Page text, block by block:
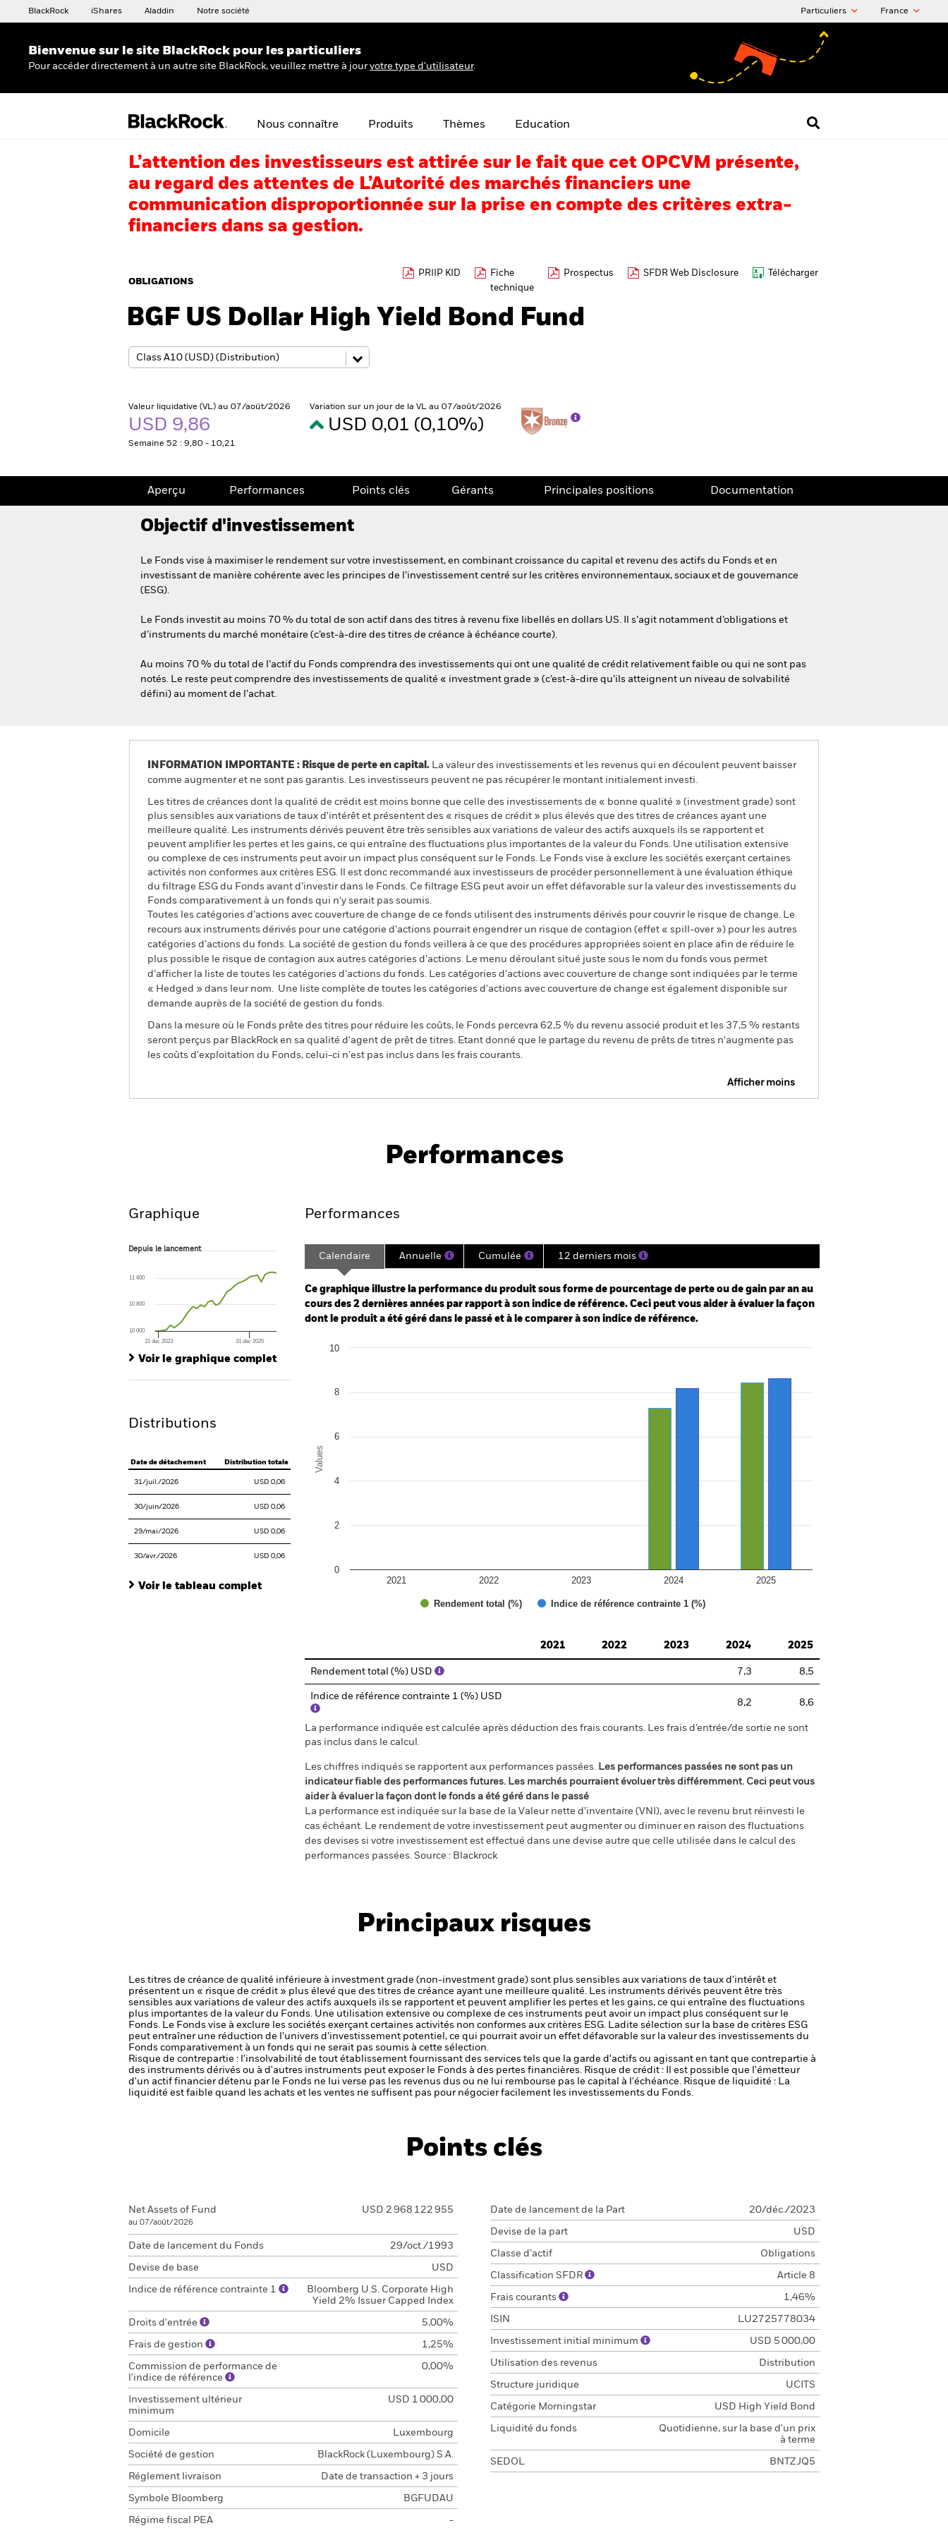
BlackRock iShares Aladdin Notre société Particuliers France
Bienvenue sur le site BlackRock pour les particuliers
Pour accéder directement à un autre site BlackRock, veuillez mettre à jour votre type d'utilisateur.
Nous connaître Produits Thèmes Education
L’attention des investisseurs est attirée sur le fait que cet OPCVM présente,
au regard des attentes de L’Autorité des marchés financiers une
communication disproportionnée sur la prise en compte des critères extra-
financiers dans sa gestion.
OBLIGATIONS
PRIIP KID
Fiche
technique
Prospectus SFDR Web Disclosure Télécharger
BGF US Dollar High Yield Bond Fund
Valeur liquidative (VL) au 07/août/2026
USD 9,86
Semaine 52 : 9,80 - 10,21
Variation sur un jour de la VL au 07/août/2026
USD 0,01 (0,10%)
Aperçu Performances Points clés Gérants Principales positions Documentation
Objectif d'investissement
Le Fonds vise à maximiser le rendement sur votre investissement, en combinant croissance du capital et revenu des actifs du Fonds et en
investissant de manière cohérente avec les principes de l’investissement centré sur les critères environnementaux, sociaux et de gouvernance
(ESG).
Le Fonds investit au moins 70 % du total de son actif dans des titres à revenu fixe libellés en dollars US. Il s’agit notamment d’obligations et
d’instruments du marché monétaire (c’est-à-dire des titres de créance à échéance courte).
Au moins 70 % du total de l’actif du Fonds comprendra des investissements qui ont une qualité de crédit relativement faible ou qui ne sont pas
notés. Le reste peut comprendre des investissements de qualité « investment grade » (c’est-à-dire qu’ils atteignent un niveau de solvabilité
défini) au moment de l’achat.
INFORMATION IMPORTANTE : Risque de perte en capital. La valeur des investissements et les revenus qui en découlent peuvent baisser
comme augmenter et ne sont pas garantis. Les investisseurs peuvent ne pas récupérer le montant initialement investi.
Les titres de créances dont la qualité de crédit est moins bonne que celle des investissements de « bonne qualité » (investment grade) sont
plus sensibles aux variations de taux d'intérêt et présentent des « risques de crédit » plus élevés que des titres de créances ayant une
meilleure qualité. Les instruments dérivés peuvent être très sensibles aux variations de valeur des actifs auxquels ils se rapportent et
peuvent amplifier les pertes et les gains, ce qui entraîne des fluctuations plus importantes de la valeur du Fonds. Une utilisation extensive
ou complexe de ces instruments peut avoir un impact plus conséquent sur le Fonds. Le Fonds vise à exclure les sociétés exerçant certaines
activités non conformes aux critères ESG. Il est donc recommandé aux investisseurs de procéder personnellement à une évaluation éthique
du filtrage ESG du Fonds avant d’investir dans le Fonds. Ce filtrage ESG peut avoir un effet défavorable sur la valeur des investissements du
Fonds comparativement à un fonds qui n'y serait pas soumis.
Toutes les catégories d’actions avec couverture de change de ce fonds utilisent des instruments dérivés pour couvrir le risque de change. Le
recours aux instruments dérivés pour une catégorie d’actions pourrait engendrer un risque de contagion (effet « spill-over ») pour les autres
catégories d’actions du fonds. La société de gestion du fonds veillera à ce que des procédures appropriées soient en place afin de réduire le
plus possible le risque de contagion aux autres catégories d’actions. Le menu déroulant situé juste sous le nom du fonds vous permet
d’afficher la liste de toutes les catégories d’actions du fonds. Les catégories d’actions avec couverture de change sont indiquées par le terme
« Hedged » dans leur nom. Une liste complète de toutes les catégories d'actions avec couverture de change est également disponible sur
demande auprès de la société de gestion du fonds.
Dans la mesure où le Fonds prête des titres pour réduire les coûts, le Fonds percevra 62,5 % du revenu associé produit et les 37,5 % restants
seront perçus par BlackRock en sa qualité d'agent de prêt de titres. Etant donné que le partage du revenu de prêts de titres n'augmente pas
les coûts d'exploitation du Fonds, celui-ci n'est pas inclus dans les frais courants.
Afficher moins
Performances
Graphique
Depuis le lancement
The chart has 1 X axis displaying Time. Range: 2023-11-30 00:00:00 to 2026-07-31 00:00:00.
The chart has 1 Y axis displaying values. Range: 0 to 24.
Depuis le lancement
31 déc 2023 31 déc 2025
10 000
10 800
11 600
Voir le graphique complet
Distributions
Date de détachement Distribution totale
31/juil./2026 USD 0,06
30/juin/2026 USD 0,06
29/mai/2026 USD 0,06
30/avr./2026 USD 0,06
Voir le tableau complet
Performances
Calendaire Annuelle Cumulée 12 derniers mois
Ce graphique illustre la performance du produit sous forme de pourcentage de perte ou de gain par an au
cours des 2 dernières années par rapport à son indice de référence. Ceci peut vous aider à évaluer la façon
dont le produit a été géré dans le passé et à le comparer à son indice de référence.
Chart
Bar chart with 2 data series.
Values
Rendement total (%) Indice de référence contrainte 1 (%)
2021 2022 2023 2024 2025
0
2
4
6
8
10
2021
2022 2023 2024 2025
Rendement total (%) USD 7,3 8,5
Indice de référence contrainte 1 (%) USD
8,2 8,6
La performance indiquée est calculée après déduction des frais courants. Les frais d’entrée/de sortie ne sont
pas inclus dans le calcul.
Les chiffres indiqués se rapportent aux performances passées. Les performances passées ne sont pas un
indicateur fiable des performances futures. Les marchés pourraient évoluer très différemment. Ceci peut vous
aider à évaluer la façon dont le fonds a été géré dans le passé
La performance est indiquée sur la base de la Valeur nette d’inventaire (VNI), avec le revenu brut réinvesti le
cas échéant. Le rendement de votre investissement peut augmenter ou diminuer en raison des fluctuations
des devises si votre investissement est effectué dans une devise autre que celle utilisée dans le calcul des
performances passées. Source : Blackrock
Principaux risques
Les titres de créance de qualité inférieure à investment grade (non-investment grade) sont plus sensibles aux variations de taux d'intérêt et
présentent un « risque de crédit » plus élevé que des titres de créance ayant une meilleure qualité. Les instruments dérivés peuvent être très
sensibles aux variations de valeur des actifs auxquels ils se rapportent et peuvent amplifier les pertes et les gains, ce qui entraîne des fluctuations
plus importantes de la valeur du Fonds. Une utilisation extensive ou complexe de ces instruments peut avoir un impact plus conséquent sur le
Fonds. Le Fonds vise à exclure les sociétés exerçant certaines activités non conformes aux critères ESG. Ladite sélection sur la base de critères ESG
peut entraîner une réduction de l’univers d’investissement potentiel, ce qui pourrait avoir un effet défavorable sur la valeur des investissements du
Fonds comparativement à un fonds qui ne serait pas soumis à cette sélection.
Risque de contrepartie : l'insolvabilité de tout établissement fournissant des services tels que la garde d'actifs ou agissant en tant que contrepartie à
des instruments dérivés ou à d'autres instruments peut exposer le Fonds à des pertes financières. Risque de crédit : Il est possible que l'émetteur
d'un actif financier détenu par le Fonds ne lui verse pas les revenus dus ou ne lui rembourse pas le capital à l'échéance. Risque de liquidité : La
liquidité est faible quand les achats et les ventes ne suffisent pas pour négocier facilement les investissements du Fonds.
Points clés
Net Assets of Fund
au 07/août/2026
USD 2 968 122 955
Date de lancement du Fonds 29/oct./1993
Devise de base USD
Indice de référence contrainte 1
Bloomberg U.S. Corporate High
Yield 2% Issuer Capped Index
Droits d'entrée 5,00%
Frais de gestion 1,25%
Commission de performance de
l'indice de référence
0,00%
Investissement ultérieur
minimum
USD 1 000,00
Domicile Luxembourg
Société de gestion BlackRock (Luxembourg) S.A.
Réglement livraison Date de transaction + 3 jours
Symbole Bloomberg BGFUDAU
Régime fiscal PEA -
Date de lancement de la Part 20/déc./2023
Devise de la part USD
Classe d’actif Obligations
Classification SFDR Article 8
Frais courants 1,46%
ISIN LU2725778034
Investissement initial minimum USD 5 000,00
Utilisation des revenus Distribution
Structure juridique UCITS
Catégorie Morningstar USD High Yield Bond
Liquidité du fonds
Quotidienne, sur la base d'un prix
à terme
SEDOL BNTZJQ5